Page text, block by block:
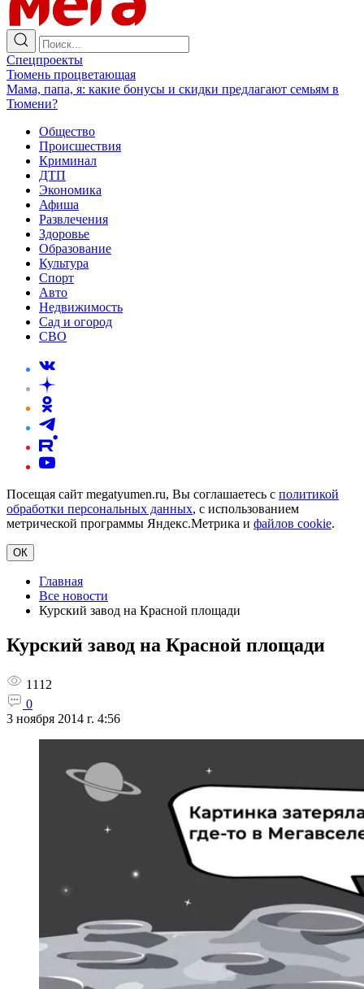
Спецпроекты
Тюмень процветающая
Мама, папа, я: какие бонусы и скидки предлагают семьям в
Тюмени?
Общество
Происшествия
Криминал
ДТП
Экономика
Афиша
Развлечения
Здоровье
Образование
Культура
Спорт
Авто
Недвижимость
Сад и огород
СВО
Посещая сайт megatyumen.ru, Вы соглашаетесь с политикой
обработки персональных данных, с использованием
метрической программы Яндекс.Метрика и файлов cookie.
ОК
Главная
Все новости
Курский завод на Красной площади
Курский завод на Красной площади
1112
0
3 ноября 2014 г. 4:56